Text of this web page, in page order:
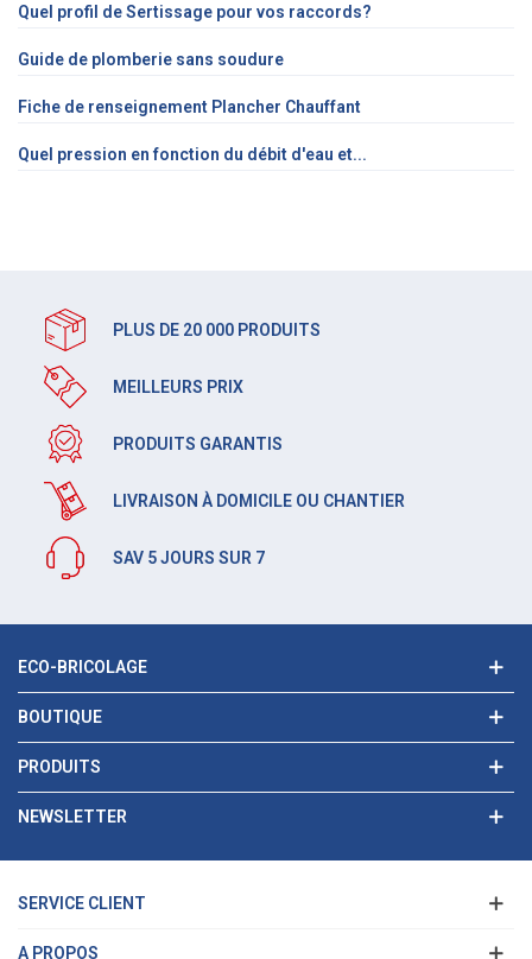
Quel profil de Sertissage pour vos raccords?
Guide de plomberie sans soudure
Fiche de renseignement Plancher Chauffant
Quel pression en fonction du débit d'eau et...
PLUS DE 20 000 PRODUITS
MEILLEURS PRIX
PRODUITS GARANTIS
LIVRAISON À DOMICILE OU CHANTIER
SAV 5 JOURS SUR 7
ECO-BRICOLAGE
BOUTIQUE
PRODUITS
NEWSLETTER
SERVICE CLIENT
A PROPOS